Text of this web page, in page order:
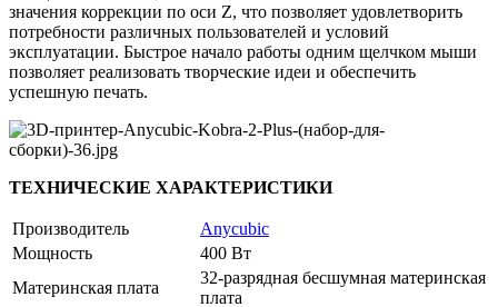
значения коррекции по оси Z, что позволяет удовлетворить
потребности различных пользователей и условий
эксплуатации. Быстрое начало работы одним щелчком мыши
позволяет реализовать творческие идеи и обеспечить
успешную печать.
ТЕХНИЧЕСКИЕ ХАРАКТЕРИСТИКИ
Производитель
Anycubic
Мощность
400 Вт
Материнская плата
32-разрядная бесшумная материнская
плата